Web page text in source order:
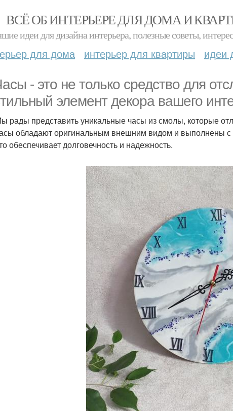
ВСЁ ОБ ИНТЕРЬЕРЕ ДЛЯ ДОМА И
идеи для дизайна интерьера, полезные советы,
для дома интерьер для квартиры идеи
- это не только средство для
элемент декора вашего
рады представить уникальные часы из смолы, которые
обладают оригинальным внешним видом и выполнены с
обеспечивает долговечность и надежность.